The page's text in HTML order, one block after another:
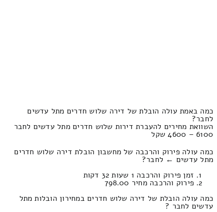
כמה באמת עולה הובלת של דירה שלוש חדרים מתל עדשים
לחבר?
השוואת מחירים להעברת דירות שלוש חדרים מתל עדשים לחבר
6100 – 4600 שקל
כמה עולה פירוק והרכבה של מחשבון הובלת דירה שלוש חדרים
מתל עדשים ← לחבר?
זמן פירוק והרכבה 1 שעות 32 דקות
פירוק והרכבה מחיר 798.00
כמה עולה הובלת של דירה שלוש חדרים במחירון הובלות מתל
עדשים לחבר ?